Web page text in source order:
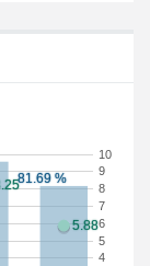
4
5
6
7
8
9
10